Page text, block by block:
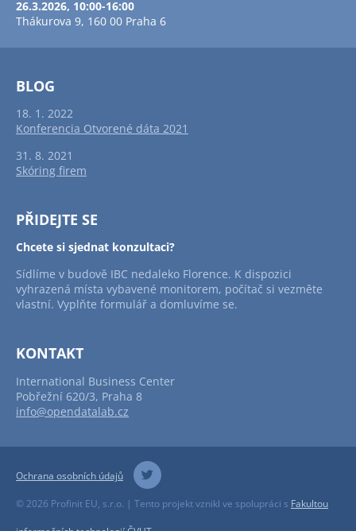
26.3.2026, 10:00-16:00
Thákurova 9, 160 00 Praha 6
BLOG
18. 1. 2022
Konferencia Otvorené dáta 2021
31. 8. 2021
Skóring firem
PŘIDEJTE SE
Chcete si sjednat konzultaci?
Sídlíme v budově IBC nedaleko Florence. K dispozici
vyhrazená místa vybavené monitorem, počítač si vezměte
vlastní. Vyplňte formulář a domluvíme se.
KONTAKT
International Business Center
Pobřežní 620/3, Praha 8
info@opendatalab.cz
Ochrana osobních údajů
© 2026 Profinit EU, s.r.o. | Tento projekt vznikl ve spolupráci s Fakultou